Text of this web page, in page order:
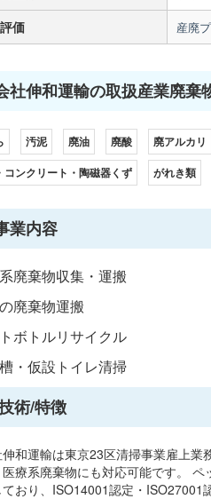
価 産廃
社伸和運輸の取扱産業廃棄
汚泥 廃油 廃酸 廃アルカリ
コンクリート・陶磁器くず
がれき類
業内容
廃棄物収集・運搬
廃棄物運搬
ボトルリサイクル
・仮設トイレ清掃
術/特徴
和運輸は東京23区清掃事業雇上業
療系廃棄物にも対応可能です。
おり、ISO14001認定・ISO27001